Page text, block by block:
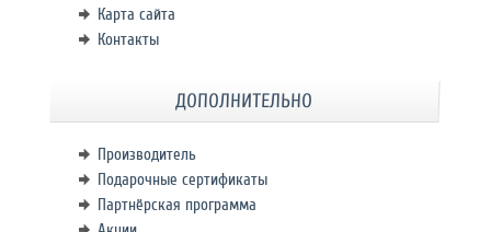
Карта сайта
Контакты
ДОПОЛНИТЕЛЬНО
Производитель
Подарочные сертификаты
Партнёрская программа